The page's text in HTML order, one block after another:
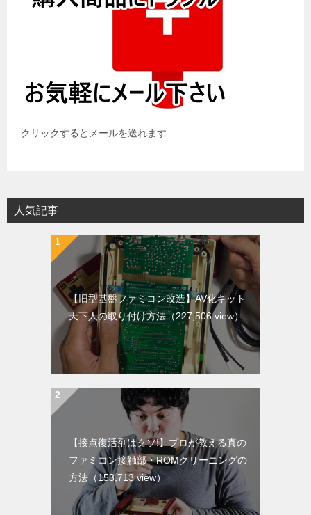
クリックするとメールを送れます
人気記事
【旧型基盤ファミコン改造】AV化キット
天下人の取り付け方法（227,506 view）
【接点復活剤はクソ!】プロが教える真の
ファミコン接触部・ROMクリーニングの
方法（153,713 view）